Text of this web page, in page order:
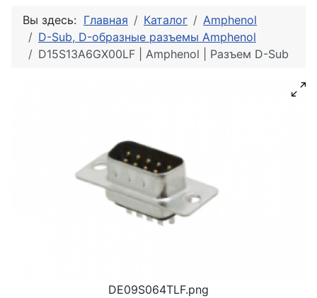
Вы здесь: Главная Каталог
Amphenol
D-Sub, D-образные разъемы Amphenol
D15S13A6GX00LF | Amphenol | Разъем D-Sub
DE09S064TLF.png